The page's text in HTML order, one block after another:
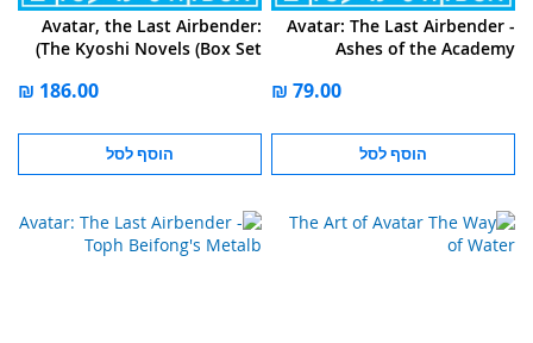
Avatar: The Last Airbender -
Ashes of the Academy
הוסף לסל
Avatar, the Last Airbender:
The Kyoshi Novels (Box Set)
הוסף לסל